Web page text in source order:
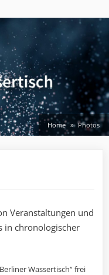
Home Photos
Veranstaltungen und
in chronologischer
Wassertisch“ frei